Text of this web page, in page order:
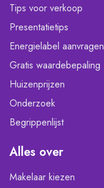
Tips voor verkoop
Presentatietips
Energielabel aanvragen
Gratis waardebepaling
Huizenprijzen
Onderzoek
Begrippenlijst
Alles over
Makelaar kiezen